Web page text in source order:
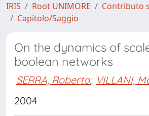
IRIS Root UNIMORE
Contributo
Capitolo/Saggio
On the dynamics of
boolean networks
SERRA, Roberto; VILLANI,
2004